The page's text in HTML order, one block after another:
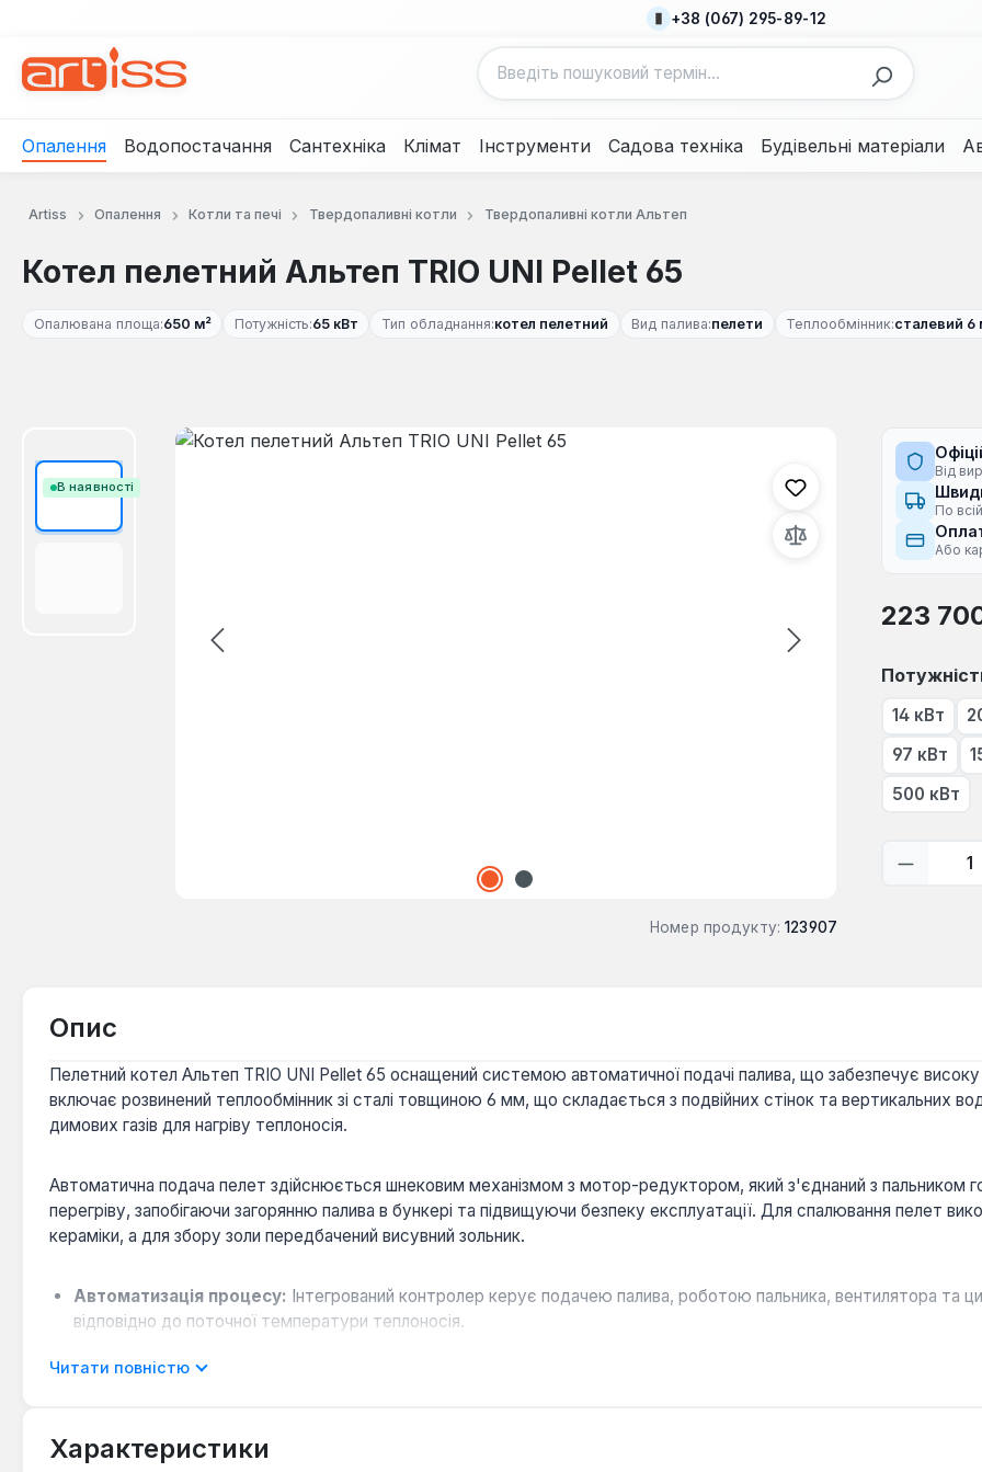
+38 (067) 295-89-12
Опалення Водопостачання Сантехніка Клімат Інструменти Садова техніка Будівельні матеріали
Artiss Опалення Котли та печі Твердопаливні котли Твердопаливні котли Альтеп
Котел пелетний Альтеп TRIO UNI Pellet 65
Опалювана площа:650 м² Потужність:65 кВт Тип обладнання:котел пелетний Вид палива:пелети Теплообмінник:сталевий 6
В наявності
Пропустити галерею зображень
Номер продукту: 123907
Від
По
Або
Звичайна
223
Виберіть
14 кВт
97 кВт
500 кВт
Опис
Пелетний котел Альтеп TRIO UNI Pellet 65 оснащений системою автоматичної подачі палива, що забезпечує
включає розвинений теплообмінник зі сталі товщиною 6 мм, що складається з подвійних стінок та вертикальних
димових газів для нагріву теплоносія.
Автоматична подача пелет здійснюється шнековим механізмом з мотор-редуктором, який з'єднаний з пальником
перегріву, запобігаючи загорянню палива в бункері та підвищуючи безпеку експлуатації. Для спалювання пелет
кераміки, а для збору золи передбачений висувний зольник.
Автоматизація процесу: Інтегрований контролер керує подачею палива, роботою пальника, вентилятора та
відповідно до поточної температури теплоносія.
застосовуваного твердого палива, включаючи дрова та вугілля.
Довговічність та безпека:
Читати повністю
Характеристики